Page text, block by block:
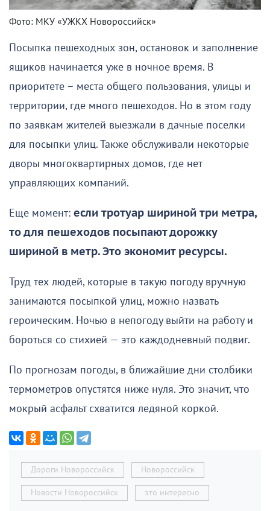
Фото: МКУ «УЖКХ Новороссийск»
Посыпка пешеходных зон, остановок и заполнение
ящиков начинается уже в ночное время. В
приоритете – места общего пользования, улицы и
территории, где много пешеходов. Но в этом году
по заявкам жителей выезжали в дачные поселки
для посыпки улиц. Также обслуживали некоторые
дворы многоквартирных домов, где нет
управляющих компаний.
Еще момент: если тротуар шириной три метра,
то для пешеходов посыпают дорожку
шириной в метр. Это экономит ресурсы.
Труд тех людей, которые в такую погоду вручную
занимаются посыпкой улиц, можно назвать
героическим. Ночью в непогоду выйти на работу и
бороться со стихией — это каждодневный подвиг.
По прогнозам погоды, в ближайшие дни столбики
термометров опустятся ниже нуля. Это значит, что
мокрый асфальт схватится ледяной коркой.
Дороги Новороссийск Новороссийск
Новости Новороссийск это интересно